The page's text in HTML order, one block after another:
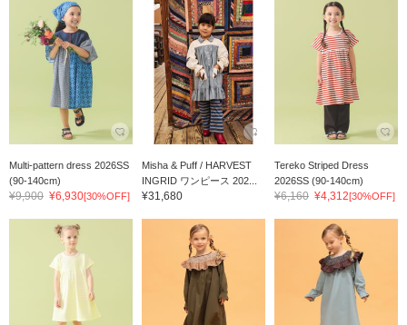
Multi-pattern dress 2026SS
(90-140cm)
¥9,900 ¥6,930[30%OFF]
Misha & Puff / HARVEST
INGRID ワンピース 202...
¥31,680
Tereko Striped Dress
2026SS (90-140cm)
¥6,160 ¥4,312[30%OFF]